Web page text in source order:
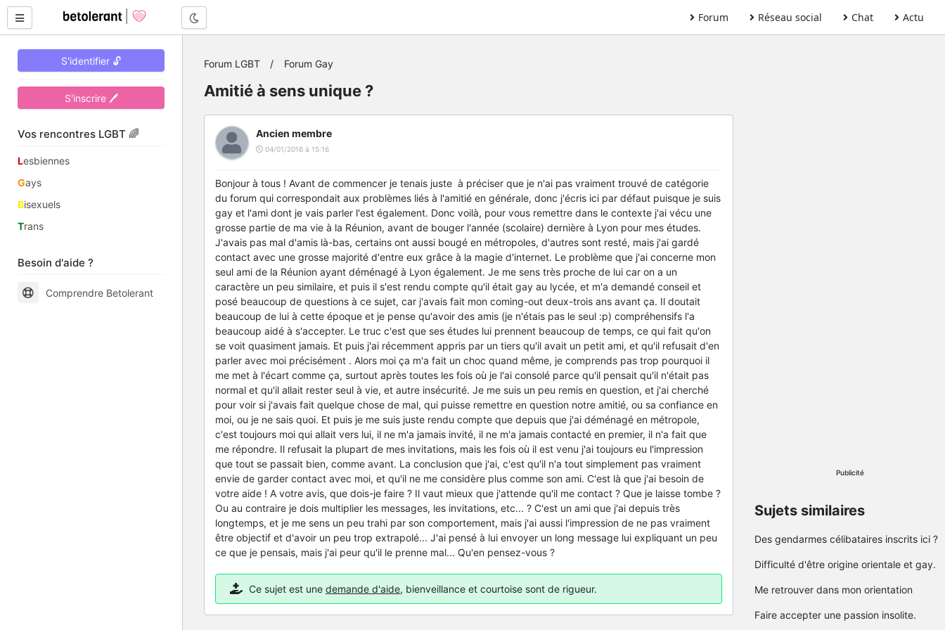
Forum Réseau social Chat Actu
S'identifier 🔓
S'inscrire 🖊
Vos rencontres LGBT 🌈
Lesbiennes
Gays
Bisexuels
Trans
Besoin d'aide ?
Comprendre Betolerant
Forum LGBT Forum Gay
Amitié à sens unique ?
Ancien membre
04/01/2016 à 15:16
Bonjour à tous ! Avant de commencer je tenais juste à préciser que je n'ai pas vraiment trouvé de catégorie
du forum qui correspondait aux problèmes liés à l'amitié en générale, donc j'écris ici par défaut puisque je suis
gay et l'ami dont je vais parler l'est également. Donc voilà, pour vous remettre dans le contexte j'ai vécu une
grosse partie de ma vie à la Réunion, avant de bouger l'année (scolaire) dernière à Lyon pour mes études.
J'avais pas mal d'amis là-bas, certains ont aussi bougé en métropoles, d'autres sont resté, mais j'ai gardé
contact avec une grosse majorité d'entre eux grâce à la magie d'internet. Le problème que j'ai concerne mon
seul ami de la Réunion ayant déménagé à Lyon également. Je me sens très proche de lui car on a un
caractère un peu similaire, et puis il s'est rendu compte qu'il était gay au lycée, et m'a demandé conseil et
posé beaucoup de questions à ce sujet, car j'avais fait mon coming-out deux-trois ans avant ça. Il doutait
beaucoup de lui à cette époque et je pense qu'avoir des amis (je n'étais pas le seul :p) compréhensifs l'a
beaucoup aidé à s'accepter. Le truc c'est que ses études lui prennent beaucoup de temps, ce qui fait qu'on
se voit quasiment jamais. Et puis j'ai récemment appris par un tiers qu'il avait un petit ami, et qu'il refusait d'en
parler avec moi précisément . Alors moi ça m'a fait un choc quand même, je comprends pas trop pourquoi il
me met à l'écart comme ça, surtout après toutes les fois où je l'ai consolé parce qu'il pensait qu'il n'était pas
normal et qu'il allait rester seul à vie, et autre insécurité. Je me suis un peu remis en question, et j'ai cherché
pour voir si j'avais fait quelque chose de mal, qui puisse remettre en question notre amitié, ou sa confiance en
moi, ou je ne sais quoi. Et puis je me suis juste rendu compte que depuis que j'ai déménagé en métropole,
c'est toujours moi qui allait vers lui, il ne m'a jamais invité, il ne m'a jamais contacté en premier, il n'a fait que
me répondre. Il refusait la plupart de mes invitations, mais les fois où il est venu j'ai toujours eu l'impression
que tout se passait bien, comme avant. La conclusion que j'ai, c'est qu'il n'a tout simplement pas vraiment
envie de garder contact avec moi, et qu'il ne me considère plus comme son ami. C'est là que j'ai besoin de
votre aide ! A votre avis, que dois-je faire ? Il vaut mieux que j'attende qu'il me contact ? Que je laisse tombe ?
Ou au contraire je dois multiplier les messages, les invitations, etc... ? C'est un ami que j'ai depuis très
longtemps, et je me sens un peu trahi par son comportement, mais j'ai aussi l'impression de ne pas vraiment
être objectif et d'avoir un peu trop extrapolé... J'ai pensé à lui envoyer un long message lui expliquant un peu
ce que je pensais, mais j'ai peur qu'il le prenne mal... Qu'en pensez-vous ?
Ce sujet est une demande d'aide, bienveillance et courtoise sont de rigueur.
Publicité
Sujets similaires
Des gendarmes célibataires inscrits ici ?
Difficulté d'être origine orientale et gay.
Me retrouver dans mon orientation
Faire accepter une passion insolite.